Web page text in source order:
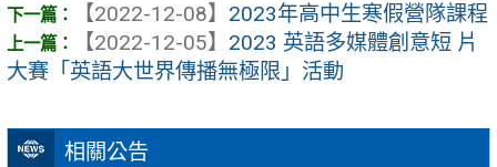
相關公告
【2022-12-08】 2023年高中生寒假營隊課程
【2022-12-05】 2023 英語多媒體創意短 片
大賽「英語大世界傳播無極限」活動